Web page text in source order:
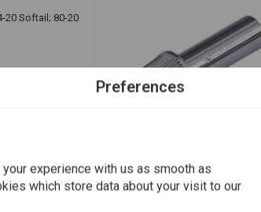
20 Softail; 80-20
Add to cart
Speedometer Reset Button
Preferences
experience with us as smooth as
which store data about your visit to our